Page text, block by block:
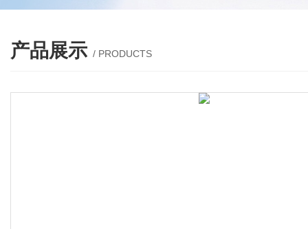
产品展示 / PRODUCTS